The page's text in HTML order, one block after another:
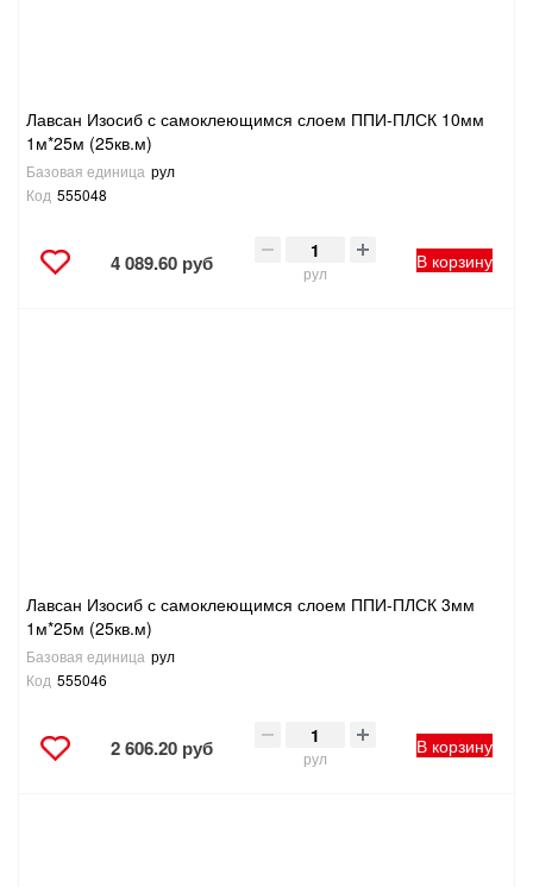
Лавсан Изосиб с самоклеющимся слоем ППИ-ПЛСК 10мм
1м*25м (25кв.м)
Базовая единица рул
Код 555048
4 089.60 руб рул
В корзину
Лавсан Изосиб с самоклеющимся слоем ППИ-ПЛСК 3мм
1м*25м (25кв.м)
Базовая единица рул
Код 555046
2 606.20 руб рул
В корзину